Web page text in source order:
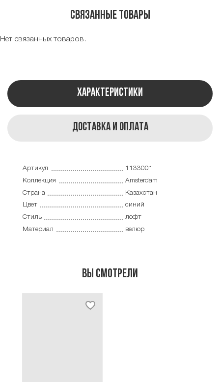
Связанные товары
Нет связанных товаров.
Характеристики
Доставка и оплата
Артикул
1133001
Коллекция
Amsterdam
Страна
Казахстан
Цвет
синий
Стиль
лофт
Материал
велюр
Вы смотрели